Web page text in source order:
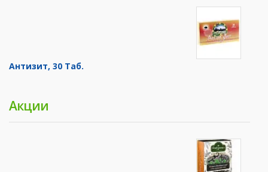
Антизит, 30 Таб.
Акции